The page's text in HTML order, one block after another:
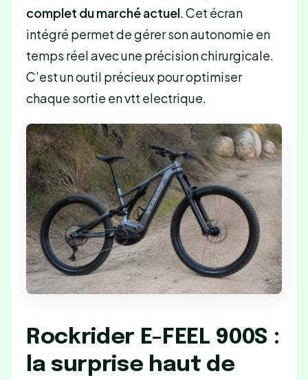
complet du marché actuel. Cet écran
intégré permet de gérer son autonomie en
temps réel avec une précision chirurgicale.
C’est un outil précieux pour optimiser
chaque sortie en vtt electrique.
Rockrider E-FEEL 900S :
la surprise haut de